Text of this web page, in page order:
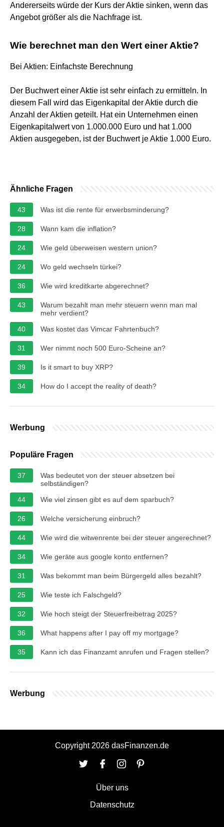
Andererseits würde der Kurs der Aktie sinken, wenn das
Angebot größer als die Nachfrage ist.
Wie berechnet man den Wert einer Aktie?
Bei Aktien: Einfachste Berechnung
Der Buchwert einer Aktie ist sehr einfach zu ermitteln. In
diesem Fall wird das Eigenkapital der Aktie durch die
Anzahl der Aktien geteilt. Hat ein Unternehmen einen
Eigenkapitalwert von 1.000.000 Euro und hat 1.000
Aktien ausgegeben, ist der Buchwert je Aktie 1.000 Euro.
Ähnliche Fragen
43 Was ist die rente für erwerbsminderung?
28 Wann kam die inflation?
24 Wie geld überweisen western union?
24 Wo geld wechseln türkei?
36 Wie wird kreditkarte abgerechnet?
43
Warum bezahlt man mehr steuern wenn man mal
mehr verdient?
40
Was kostet das Vimcar Fahrtenbuch?
31 Wer nimmt noch 500 Euro-Scheine an?
39 Is it smart to buy XRP?
34 How do I accept the reality of death?
Werbung
Populäre Fragen
37
Was bedeutet von der steuer absetzen bei
selbständigen?
44
Wie viel zinsen gibt es auf dem sparbuch?
26 Welche versicherung einbruch?
44 Wie wird die witwenrente bei der steuer angerechnet?
34 Wie geräte aus google konto entfernen?
31 Was bekommt man beim Bürgergeld alles bezahlt?
25 Wie teste ich Falschgeld?
32 Wie hoch steigt der Steuerfreibetrag 2025?
36 What happens after I pay off my mortgage?
35 Kann ich das Finanzamt anrufen und Fragen stellen?
Werbung
Copyright 2026 dasFinanzen.de
Über uns
Datenschutz